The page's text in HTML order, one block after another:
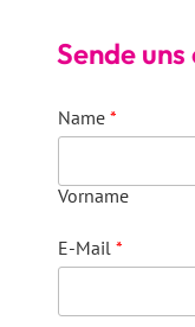
Sende
Name *
Vorname
E-Mail *